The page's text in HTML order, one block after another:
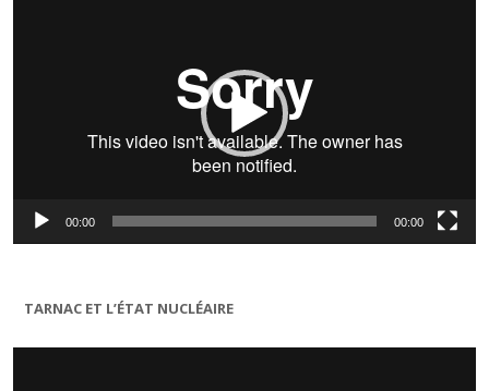
00:00 00:00
TARNAC ET L’ÉTAT NUCLÉAIRE
Lecteur